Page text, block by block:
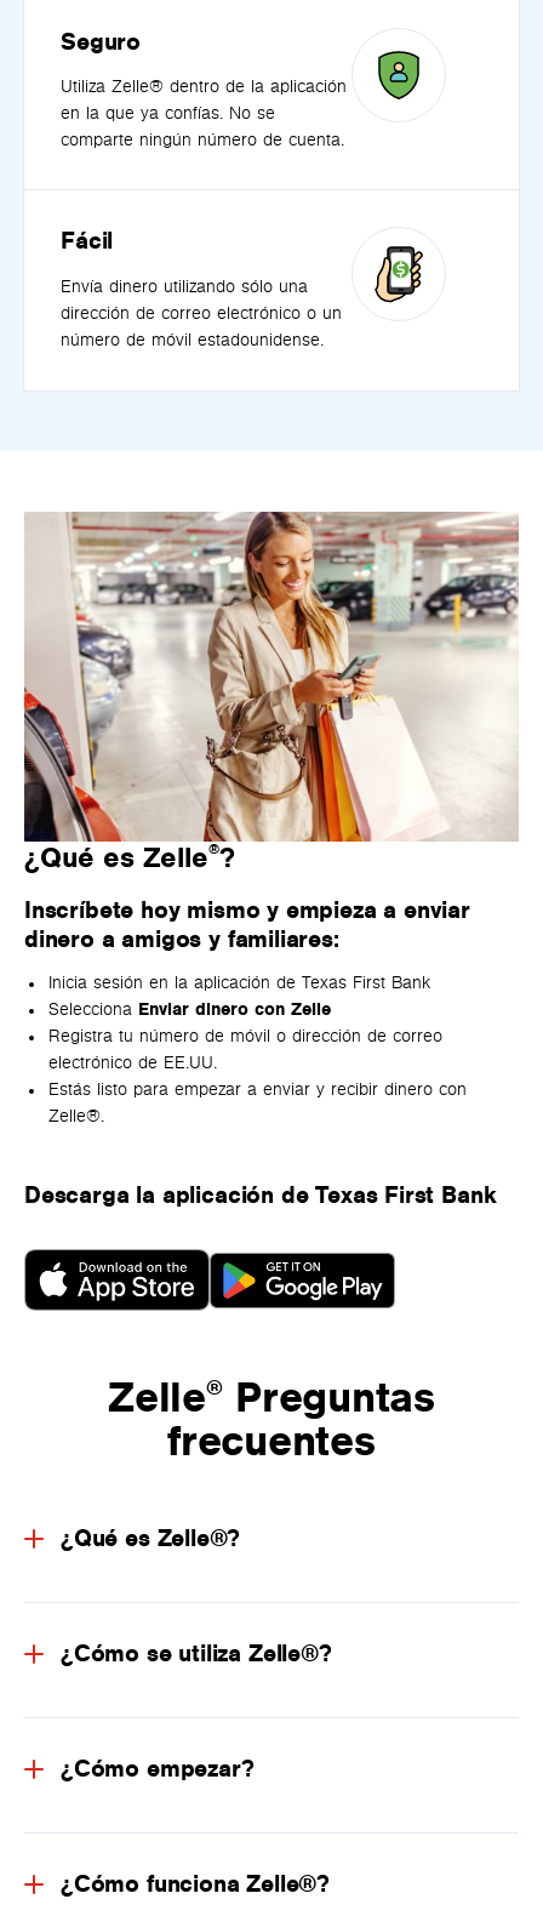
Seguro
Utiliza Zelle® dentro de la aplicación
en la que ya confías. No se
comparte ningún número de cuenta.
Fácil
Envía dinero utilizando sólo una
dirección de correo electrónico o un
número de móvil estadounidense.
¿Qué es Zelle®?
Inscríbete hoy mismo y empieza a enviar
dinero a amigos y familiares:
Inicia sesión en la aplicación de Texas First Bank
Selecciona Enviar dinero con Zelle
Registra tu número de móvil o dirección de correo
electrónico de EE.UU.
Estás listo para empezar a enviar y recibir dinero con
Zelle®.
Descarga la aplicación de Texas First Bank
Zelle®Preguntas
frecuentes
¿Qué es Zelle®?
¿Cómo se utiliza Zelle®?
¿Cómo empezar?
¿Cómo funciona Zelle®?